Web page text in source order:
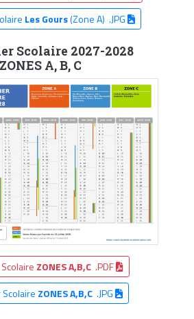
Les Gours(Zone A) .JPG
Scolaire 2027-2028
ZONES A, B, C
ZONES A,B,C .PDF
ZONES A,B,C.JPG